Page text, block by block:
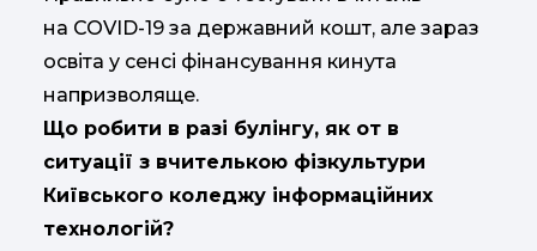
на COVID-19 за державний кошт, але зараз
освіта у сенсі фінансування кинута
напризволяще.
Що робити в разі булінгу, як от в
ситуації з вчителькою фізкультури
Київського коледжу інформаційних
технологій?